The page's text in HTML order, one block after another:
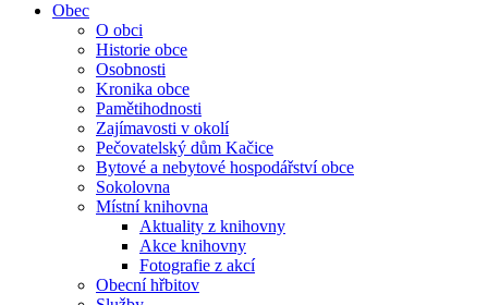
Obec
O obci
Historie obce
Osobnosti
Kronika obce
Pamětihodnosti
Zajímavosti v okolí
Pečovatelský dům Kačice
Bytové a nebytové hospodářství obce
Sokolovna
Místní knihovna
Aktuality z knihovny
Akce knihovny
Fotografie z akcí
Obecní hřbitov